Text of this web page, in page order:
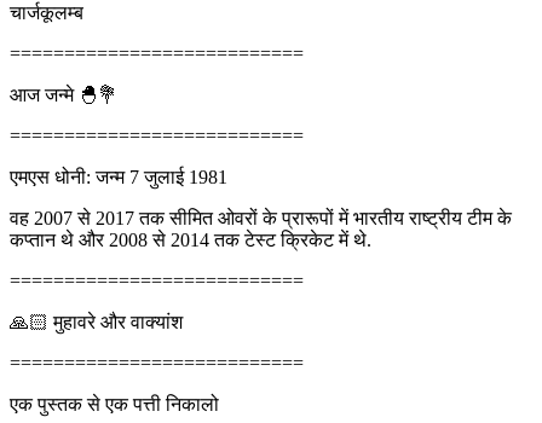
चार्जकूलम्ब
===========================
आज जन्मे 🐣💐
===========================
एमएस धोनी: जन्म 7 जुलाई 1981
वह 2007 से 2017 तक सीमित ओवरों के प्रारूपों में भारतीय राष्ट्रीय टीम के
कप्तान थे और 2008 से 2014 तक टेस्ट क्रिकेट में थे.
===========================
🙏🏻 मुहावरे और वाक्यांश
===========================
एक पुस्तक से एक पत्ती निकालो